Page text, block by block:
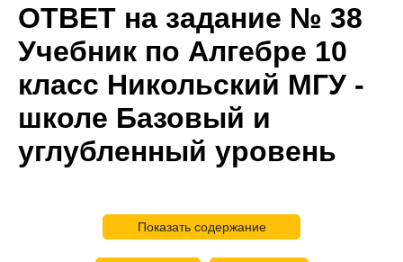
ОТВЕТ на задание № 38
Учебник по Алгебре 10
класс Никольский МГУ -
школе Базовый и
углубленный уровень
Показать содержание